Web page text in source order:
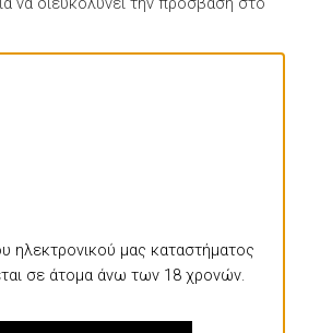
να διευκολύνει την πρόσβαση στο
ηλεκτρονικού μας καταστήματος
σε άτομα άνω των 18 χρονών.